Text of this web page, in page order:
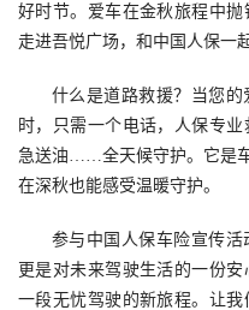
好时节。爱车在金秋旅程中
走进吾悦广场，和中国人保一
什么是道路救援？当您
时，只需一个电话，人保专
急送油……全天候守护。它是
在深秋也能感受温暖守护。
参与中国人保车险宣传活
更是对未来驾驶生活的一份
一段无忧驾驶的新旅程。让